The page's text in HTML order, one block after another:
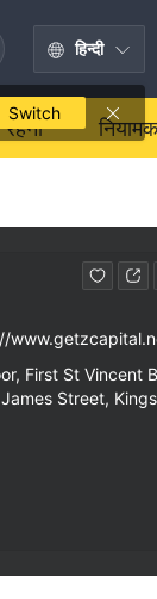
हिन्दी
Switch
रहना नियामक
First St Vincent
Street,